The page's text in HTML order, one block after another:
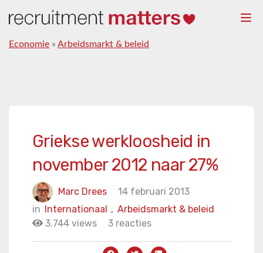
Economie » Arbeidsmarkt & beleid
Griekse werkloosheid in
november 2012 naar 27%
Marc Drees
14 februari 2013
in
Arbeidsmarkt & beleid
Internationaal ,
3.744 views
3 reacties